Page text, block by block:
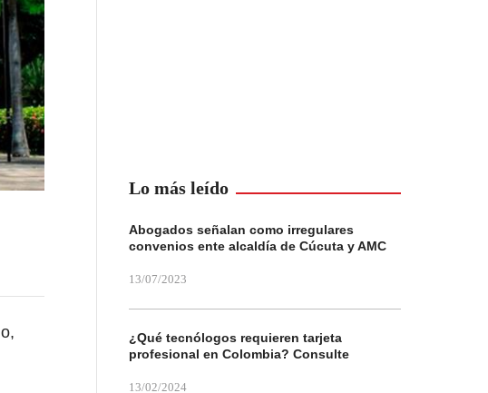
Lo más leído
Abogados señalan como irregulares
convenios ente alcaldía de Cúcuta y AMC
13/07/2023
¿Qué tecnólogos requieren tarjeta
profesional en Colombia? Consulte
13/02/2024